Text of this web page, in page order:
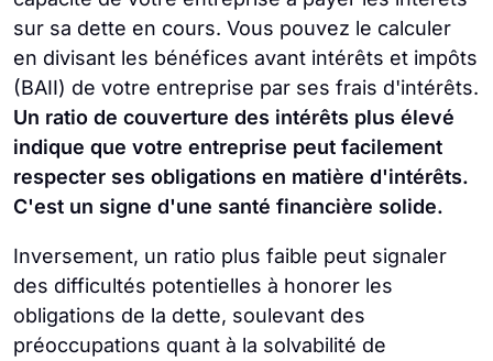
sur sa dette en cours. Vous pouvez le calculer
en divisant les bénéfices avant intérêts et impôts
(BAII) de votre entreprise par ses frais d'intérêts.
Un ratio de couverture des intérêts plus élevé
indique que votre entreprise peut facilement
respecter ses obligations en matière d'intérêts.
C'est un signe d'une santé financière solide.
Inversement, un ratio plus faible peut signaler
des difficultés potentielles à honorer les
obligations de la dette, soulevant des
préoccupations quant à la solvabilité de